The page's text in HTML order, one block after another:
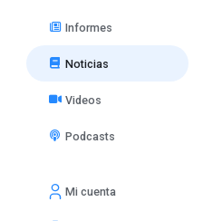
Informes
Noticias
Videos
Podcasts
Mi cuenta